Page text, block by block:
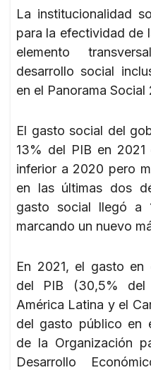
La institucionalidad
para la efectividad de
elemento
desarrollo social
en el Panorama Social
El gasto social del
13% del PIB en 2021
inferior a 2020 pero
en las últimas dos
gasto social llegó a
marcando un nuevo
En 2021, el gasto en
del PIB (30,5%
América Latina y el
del gasto público en
de la Organización
Desarrollo